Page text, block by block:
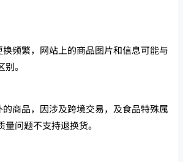
频繁，网站上的商品图片和信息可能与
。
商品，因涉及跨境交易，及食品特殊属
问题不支持退换货。